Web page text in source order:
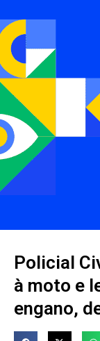
Policial
à moto e
engano,